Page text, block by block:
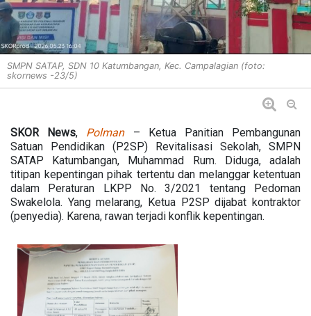
SMPN SATAP, SDN 10 Katumbangan, Kec. Campalagian (foto:
skornews -23/5)
SKOR News, Polman– Ketua Panitian Pembangunan
Satuan Pendidikan (P2SP) Revitalisasi Sekolah, SMPN
SATAP Katumbangan, Muhammad Rum. Diduga, adalah
titipan kepentingan pihak tertentu dan melanggar ketentuan
dalam Peraturan LKPP No. 3/2021 tentang Pedoman
Swakelola. Yang melarang, Ketua P2SP dijabat kontraktor
(penyedia). Karena, rawan terjadi konflik kepentingan.